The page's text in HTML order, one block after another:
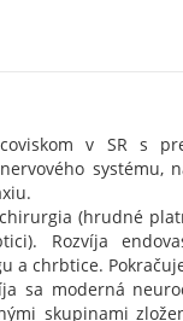
v SR s
systému,
(hrudné
Rozvíja
a chrbtice.
sa moderná
skupinami